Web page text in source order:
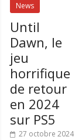
News
Until
Dawn, le
jeu
horrifique
de retour
en 2024
sur PS5
27 octobre 2024